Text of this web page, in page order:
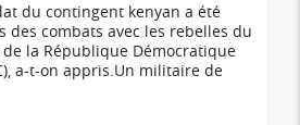
du contingent kenyan a été
des combats avec les rebelles du
la République Démocratique
a-t-on appris.Un militaire de